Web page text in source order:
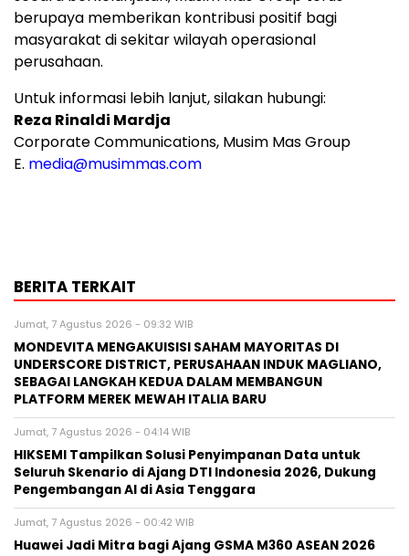
berupaya memberikan kontribusi positif bagi
masyarakat di sekitar wilayah operasional
perusahaan.
Untuk informasi lebih lanjut, silakan hubungi:
Reza Rinaldi Mardja
Corporate Communications, Musim Mas Group
E. media@musimmas.com
BERITA TERKAIT
Jumat, 7 Agustus 2026 - 09:32 WIB
MONDEVITA MENGAKUISISI SAHAM MAYORITAS DI
UNDERSCORE DISTRICT, PERUSAHAAN INDUK MAGLIANO,
SEBAGAI LANGKAH KEDUA DALAM MEMBANGUN
PLATFORM MEREK MEWAH ITALIA BARU
Jumat, 7 Agustus 2026 - 04:14 WIB
HIKSEMI Tampilkan Solusi Penyimpanan Data untuk
Seluruh Skenario di Ajang DTI Indonesia 2026, Dukung
Pengembangan AI di Asia Tenggara
Jumat, 7 Agustus 2026 - 00:42 WIB
Huawei Jadi Mitra bagi Ajang GSMA M360 ASEAN 2026